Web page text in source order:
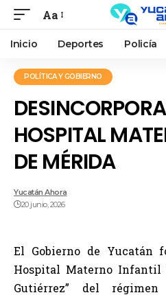
Aa
Inicio Deportes Policía
POLÍTICA Y GOBIERNO
HOSPITAL
DE MÉRIDA
Yucatán Ahora
20 junio, 2026
El Gobierno de Yucatán
Hospital Materno Infantil
Gutiérrez” del